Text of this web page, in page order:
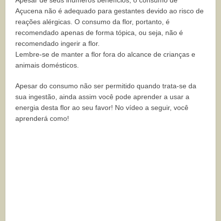
Açucena não é adequado para gestantes devido ao risco de
reações alérgicas. O consumo da flor, portanto, é
recomendado apenas de forma tópica, ou seja, não é
recomendado ingerir a flor.
Lembre-se de manter a flor fora do alcance de crianças e
animais domésticos.
Apesar do consumo não ser permitido quando trata-se da
sua ingestão, ainda assim você pode aprender a usar a
energia desta flor ao seu favor! No vídeo a seguir, você
aprenderá como!